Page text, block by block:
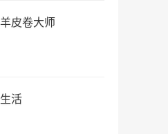
皮卷大师
活